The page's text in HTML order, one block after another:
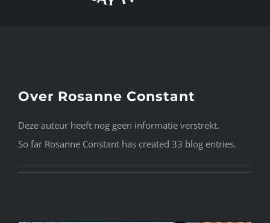
Over Rosanne Constant
Deze auteur heeft nog geen informatie verstrekt.
So far Rosanne Constant has created 33 blog entries.